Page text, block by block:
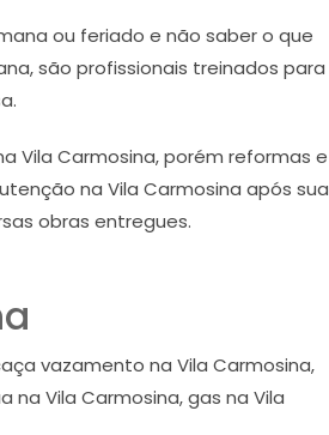
ou feriado e não saber o que
são profissionais treinados para
Vila Carmosina, porém reformas e
na Vila Carmosina após sua
obras entregues.
vazamento na Vila Carmosina,
Vila Carmosina, gas na Vila